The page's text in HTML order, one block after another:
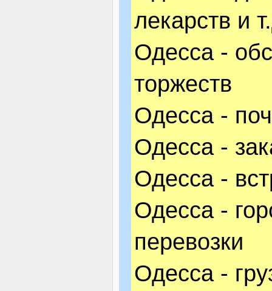
лекарств и
Одесса -
торжеств
Одесса -
Одесса -
Одесса -
Одесса -
перевозки
Одесса -